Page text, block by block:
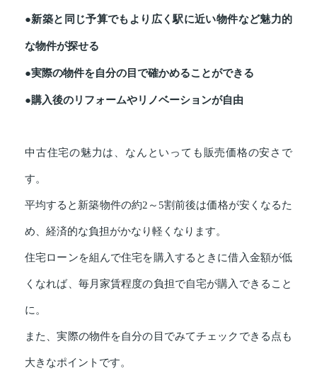
●新築と同じ予算でもより広く駅に近い物件など魅力的
な物件が探せる
●実際の物件を自分の目で確かめることができる
●購入後のリフォームやリノベーションが自由
中古住宅の魅力は、なんといっても販売価格の安さで
す。
平均すると新築物件の約2～5割前後は価格が安くなるた
め、経済的な負担がかなり軽くなります。
住宅ローンを組んで住宅を購入するときに借入金額が低
くなれば、毎月家賃程度の負担で自宅が購入できること
に。
また、実際の物件を自分の目でみてチェックできる点も
大きなポイントです。